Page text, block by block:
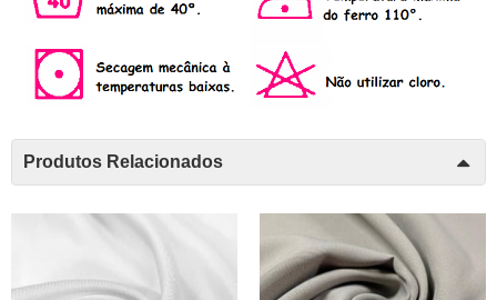
Produtos Relacionados